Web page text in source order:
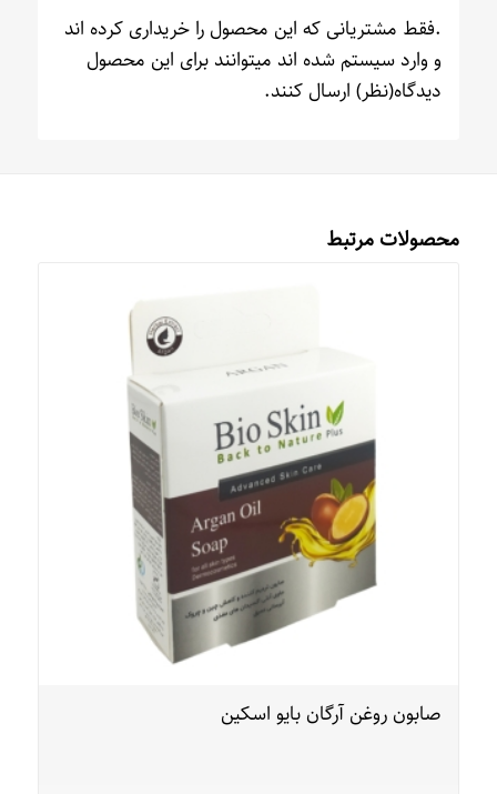
.فقط مشتریانی که این محصول را خریداری کرده اند
و وارد سیستم شده اند میتوانند برای این محصول
دیدگاه(نظر) ارسال کنند.
محصولات مرتبط
صابون روغن آرگان بایو اسکین